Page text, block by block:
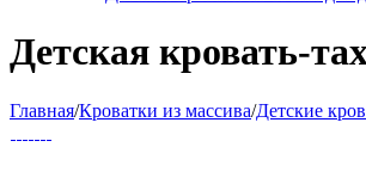
Детская кровать-
Главная/Кроватки из массива/Детские